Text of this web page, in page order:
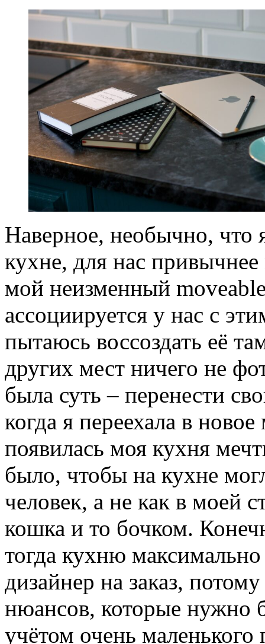
Наверное, необычно, что
кухне, для нас
мой неизменный
ассоциируется у нас с
пытаюсь воссоздать её
других мест ничего не
была суть – перенести
когда я переехала в
появилась моя кухня
было, чтобы на кухне
человек, а не как в моей
кошка и то бочком.
тогда кухню
дизайнер на заказ,
нюансов, которые нужно
учётом очень маленького